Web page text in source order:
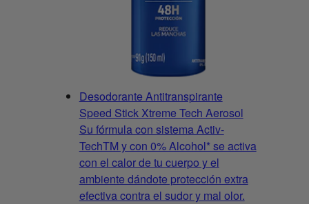
Desodorante Antitranspirante
Speed Stick Xtreme Tech Aerosol
Su fórmula con sistema Activ-
TechTM y con 0% Alcohol* se activa
con el calor de tu cuerpo y el
ambiente dándote protección extra
efectiva contra el sudor y mal olor.